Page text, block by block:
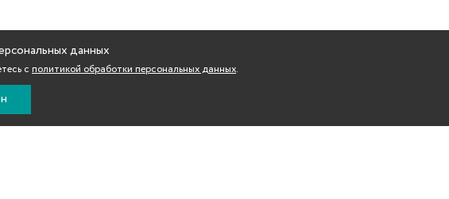
данных
с политикой обработки персональных данных.